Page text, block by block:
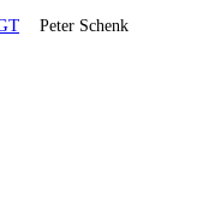
Peter Schenk